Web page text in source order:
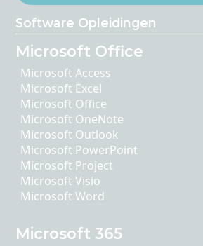
Software Opleidingen
Microsoft Office
Microsoft Access
Microsoft Excel
Microsoft Office
Microsoft OneNote
Microsoft Outlook
Microsoft PowerPoint
Microsoft Project
Microsoft Visio
Microsoft Word
Microsoft 365